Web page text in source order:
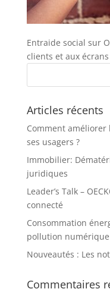
Entraide social sur
clients et aux
Articles récents
Comment améliorer
ses usagers ?
Immobilier:
juridiques
Leader’s Talk –
connecté
Consommation
pollution numérique
Nouveautés : Les
Commentaires